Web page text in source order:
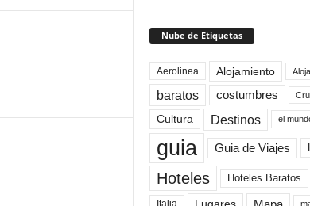
Nube de Etiquetas
Aerolinea Alojamiento
baratos costumbres
Cultura Destinos el
guia Guia de Viajes
Hoteles Hoteles Baratos
Italia